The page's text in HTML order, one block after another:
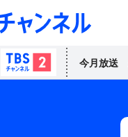
TBSチャンネル1TBSチャンネル2
今月放送